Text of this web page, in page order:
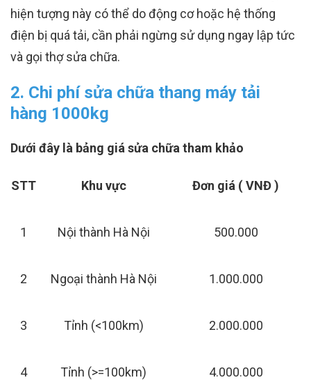
hiện tượng này có thể do động cơ hoặc hệ thống
điện bị quá tải, cần phải ngừng sử dụng ngay lập tức
và gọi thợ sửa chữa.
2. Chi phí sửa chữa thang máy tải
hàng 1000kg
Dưới đây là bảng giá sửa chữa tham khảo
STT Khu vực Đơn giá ( VNĐ )
1 Nội thành Hà Nội 500.000
2 Ngoại thành Hà Nội 1.000.000
3 Tỉnh (<100km) 2.000.000
4 Tỉnh (>=100km) 4.000.000